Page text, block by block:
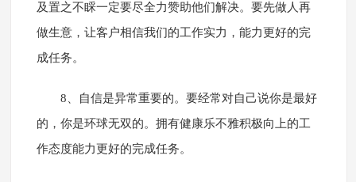
及置之不睬一定要尽全力赞助他们解决。要先做人再
做生意，让客户相信我们的工作实力，能力更好的完
成任务。
8、自信是异常重要的。要经常对自己说你是最好
的，你是环球无双的。拥有健康乐不雅积极向上的工
作态度能力更好的完成任务。